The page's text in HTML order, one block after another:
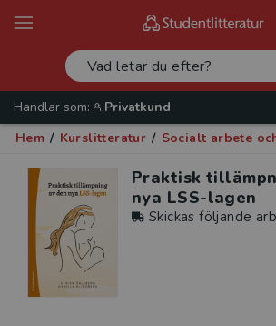
Handlar som:
Privatkund
Hem / Kurslitteratur / Socialt arbete
Praktisk
nya LSS-lagen
Skickas följande